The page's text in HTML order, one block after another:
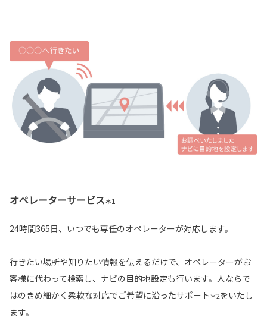
オペレーターサービス＊1
24時間365日、いつでも専任のオペレーターが対応します。
行きたい場所や知りたい情報を伝えるだけで、オペレーターがお
客様に代わって検索し、ナビの目的地設定も行います。人ならで
はのきめ細かく柔軟な対応でご希望に沿ったサポート ＊2をいたし
ます。